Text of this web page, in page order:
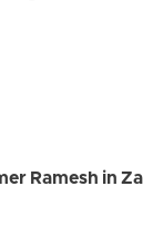
Ramesh in